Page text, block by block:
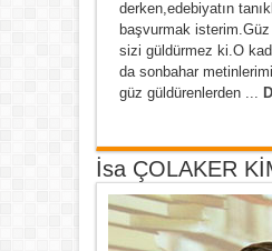
derken,edebiyatın
başvurmak
sizi güldürmez ki.O
da sonbahar
güz güldürenlerden ...
İsa ÇOLAKER